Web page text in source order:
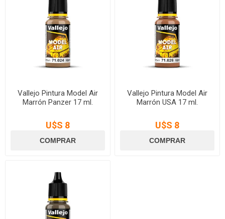
Vallejo Pintura Model Air
Marrón Panzer 17 ml.
U$S 8
Vallejo Pintura Model Air
Marrón USA 17 ml.
U$S 8